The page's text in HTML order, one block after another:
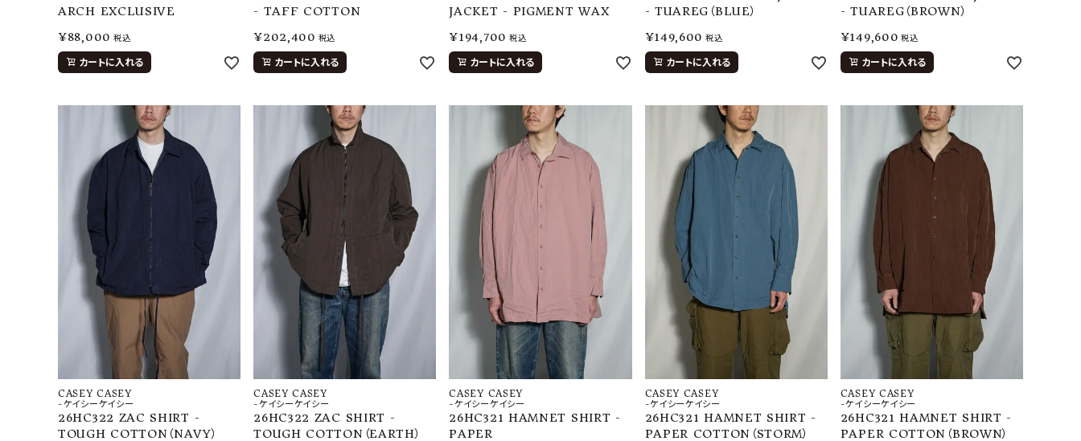
ARCH EXCLUSIVE
¥88,000 税込
カートに入れる
- TAFF COTTON
¥202,400 税込
カートに入れる
JACKET - PIGMENT WAX
¥194,700 税込
カートに入れる
- TUAREG（BLUE）
¥149,600 税込
カートに入れる
- TUAREG（BROWN）
¥149,600 税込
カートに入れる
CASEY CASEY
-ケイシーケイシー
26HC322 ZAC SHIRT -
TOUGH COTTON（NAVY）
CASEY CASEY
-ケイシーケイシー
26HC322 ZAC SHIRT -
TOUGH COTTON（EARTH）
CASEY CASEY
-ケイシーケイシー
26HC321 HAMNET SHIRT -
PAPER
CASEY CASEY
-ケイシーケイシー
26HC321 HAMNET SHIRT -
PAPER COTTON（STORM）
CASEY CASEY
-ケイシーケイシー
26HC321 HAMNET SHIRT -
PAPER COTTON（BROWN）